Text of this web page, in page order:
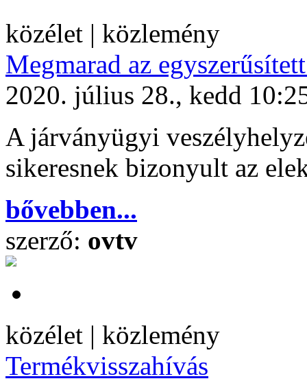
közélet | közlemény
Megmarad az
2020. július 28., kedd
A járványügyi
sikeresnek bizonyult az
bővebben...
szerző: ovtv
közélet | közlemény
Termékvisszahívás